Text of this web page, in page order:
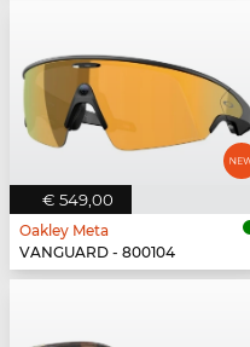
€ 549,00
Oakley Meta
VANGUARD - 800104